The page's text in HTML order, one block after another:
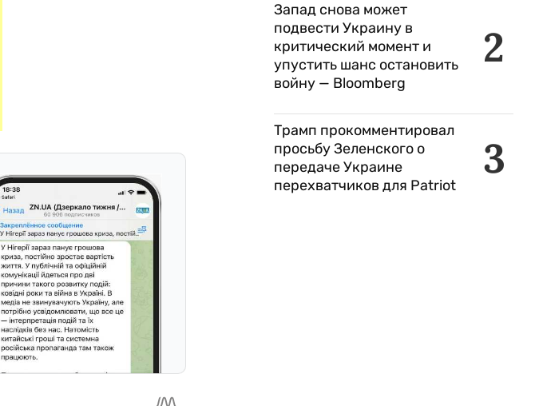
2
Запад снова может
подвести Украину в
критический момент и
упустить шанс остановить
войну — Bloomberg
3
Трамп прокомментировал
просьбу Зеленского о
передаче Украине
перехватчиков для Patriot